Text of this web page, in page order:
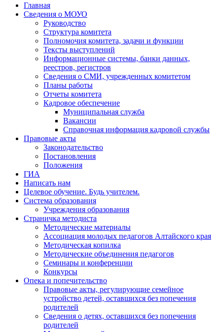
Главная
Сведения о МОУО
Руководство
Структура комитета
Полномочия комитета, задачи и функции
Тексты выступлений
Информационные системы, банки данных,
реестров, регистров
Сведения о СМИ, учрежденных комитетом
Планы работы
Отчеты комитета
Кадровое обеспечение
Муниципальная служба
Вакансии
Справочная информация кадровой службы
Правовые акты
Законодательство
Постановления
Положения
ГИА
Написать нам
Целевое обучение. Будь учителем.
Система образования
Учреждения образования
Страничка методиста
Методические материалы
Ассоциация молодых педагогов Алтайского края
Методическая копилка
Методические объединения педагогов
Семинары и конференции
Конкурсы
Опека и попечительство
Правовые акты, регулирующие семейное
устройство детей, оставшихся без попечения
родителей
Сведения о детях, оставшихся без попечения
родителей